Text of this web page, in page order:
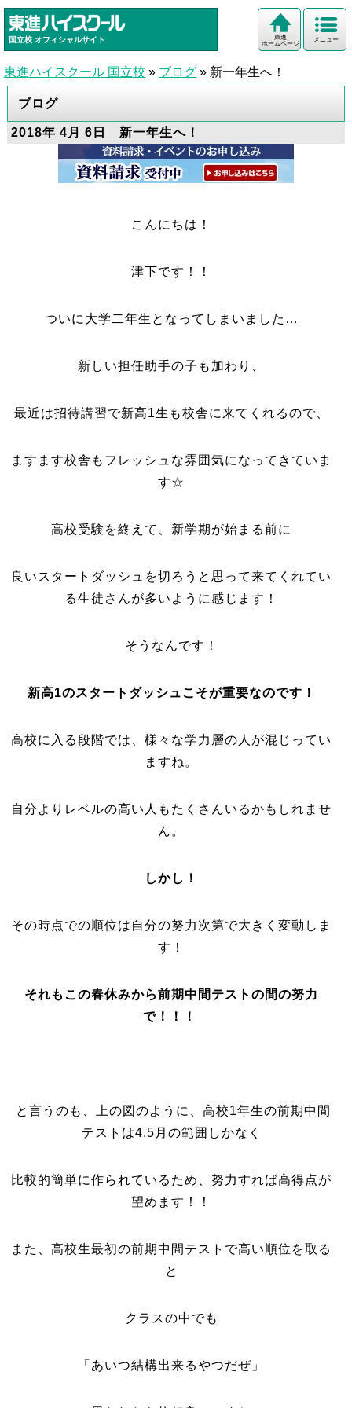
国立校 オフィシャルサイト メニュー
東進
ホームページ
東進ハイスクール 国立校 » ブログ » 新一年生へ！
ブログ
2018年 4月 6日 新一年生へ！
こんにちは！
津下です！！
ついに大学二年生となってしまいました…
新しい担任助手の子も加わり、
最近は招待講習で新高1生も校舎に来てくれるので、
ますます校舎もフレッシュな雰囲気になってきていま
す☆
高校受験を終えて、新学期が始まる前に
良いスタートダッシュを切ろうと思って来てくれてい
る生徒さんが多いように感じます！
そうなんです！
新高1のスタートダッシュこそが重要なのです！
高校に入る段階では、様々な学力層の人が混じってい
ますね。
自分よりレベルの高い人もたくさんいるかもしれませ
ん。
しかし！
その時点での順位は自分の努力次第で大きく変動しま
す！
それもこの春休みから前期中間テストの間の努力
で！！！
と言うのも、上の図のように、高校1年生の前期中間
テストは4.5月の範囲しかなく
比較的簡単に作られているため、努力すれば高得点が
望めます！！
また、高校生最初の前期中間テストで高い順位を取る
と
クラスの中でも
「あいつ結構出来るやつだぜ」